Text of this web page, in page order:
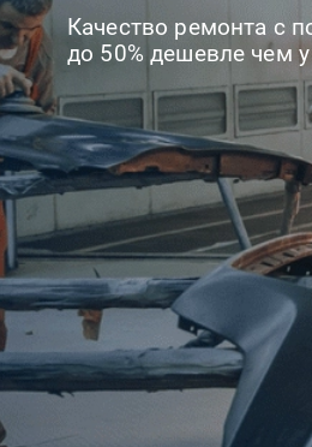
Качество ремонта с
до 50% дешевле чем